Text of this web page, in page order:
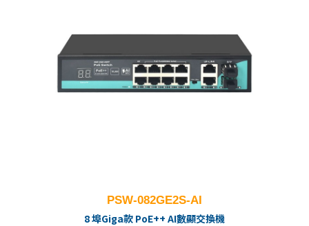
PSW-082GE2S-AI
8 埠Giga款 PoE++ AI數顯交換機